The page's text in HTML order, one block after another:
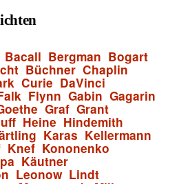
Bacall Bergman Bogart
Büchner Chaplin
Curie DaVinci
Flynn Gabin Gagarin
Graf Grant
Heine Hindemith
Karas Kellermann
Knef Kononenko
Käutner
Leonow Lindt